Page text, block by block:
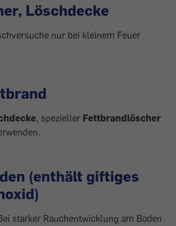
Löschdecke
nur bei kleinem Feuer
, spezieller Fettbrandlöscher
(enthält giftiges
starker Rauchentwicklung am Boden